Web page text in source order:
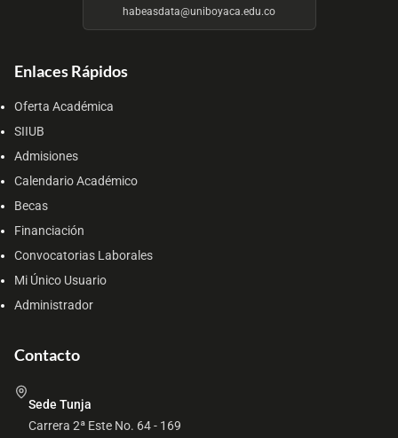
habeasdata@uniboyaca.edu.co
Enlaces Rápidos
Oferta Académica
SIIUB
Admisiones
Calendario Académico
Becas
Financiación
Convocatorias Laborales
Mi Único Usuario
Administrador
Contacto
Sede Tunja
Carrera 2ª Este No. 64 - 169